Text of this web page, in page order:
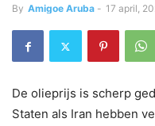
By Amigoe Aruba - 17 april,
De olieprijs is scherp
Staten als Iran hebben